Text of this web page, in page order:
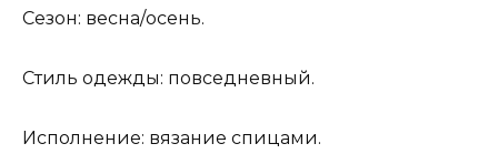
Сезон: весна/осень.
Стиль одежды: повседневный.
Исполнение: вязание спицами.